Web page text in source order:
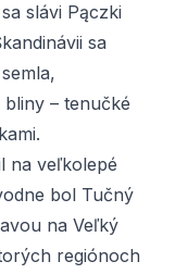
slávi Pączki
sa
semla,
bliny – tenučké
na veľkolepé
bol Tučný
na Veľký
regiónoch